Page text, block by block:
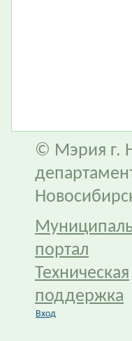
© Мэрия г.
портал
Техническая
поддержка
Вход